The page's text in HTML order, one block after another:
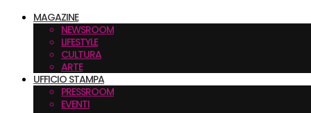
MAGAZINE
NEWSROOM
LIFESTYLE
CULTURA
ARTE
UFFICIO STAMPA
PRESSROOM
EVENTI